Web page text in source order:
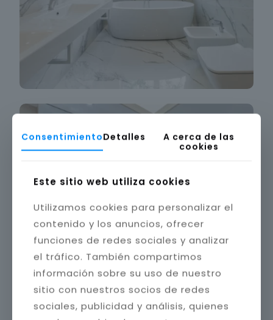
ConsentimientoDetalles
A cerca de las
cookies
Este sitio web utiliza cookies
Utilizamos cookies para personalizar el
contenido y los anuncios, ofrecer
funciones de redes sociales y analizar
el tráfico. También compartimos
información sobre su uso de nuestro
sitio con nuestros socios de redes
sociales, publicidad y análisis, quienes